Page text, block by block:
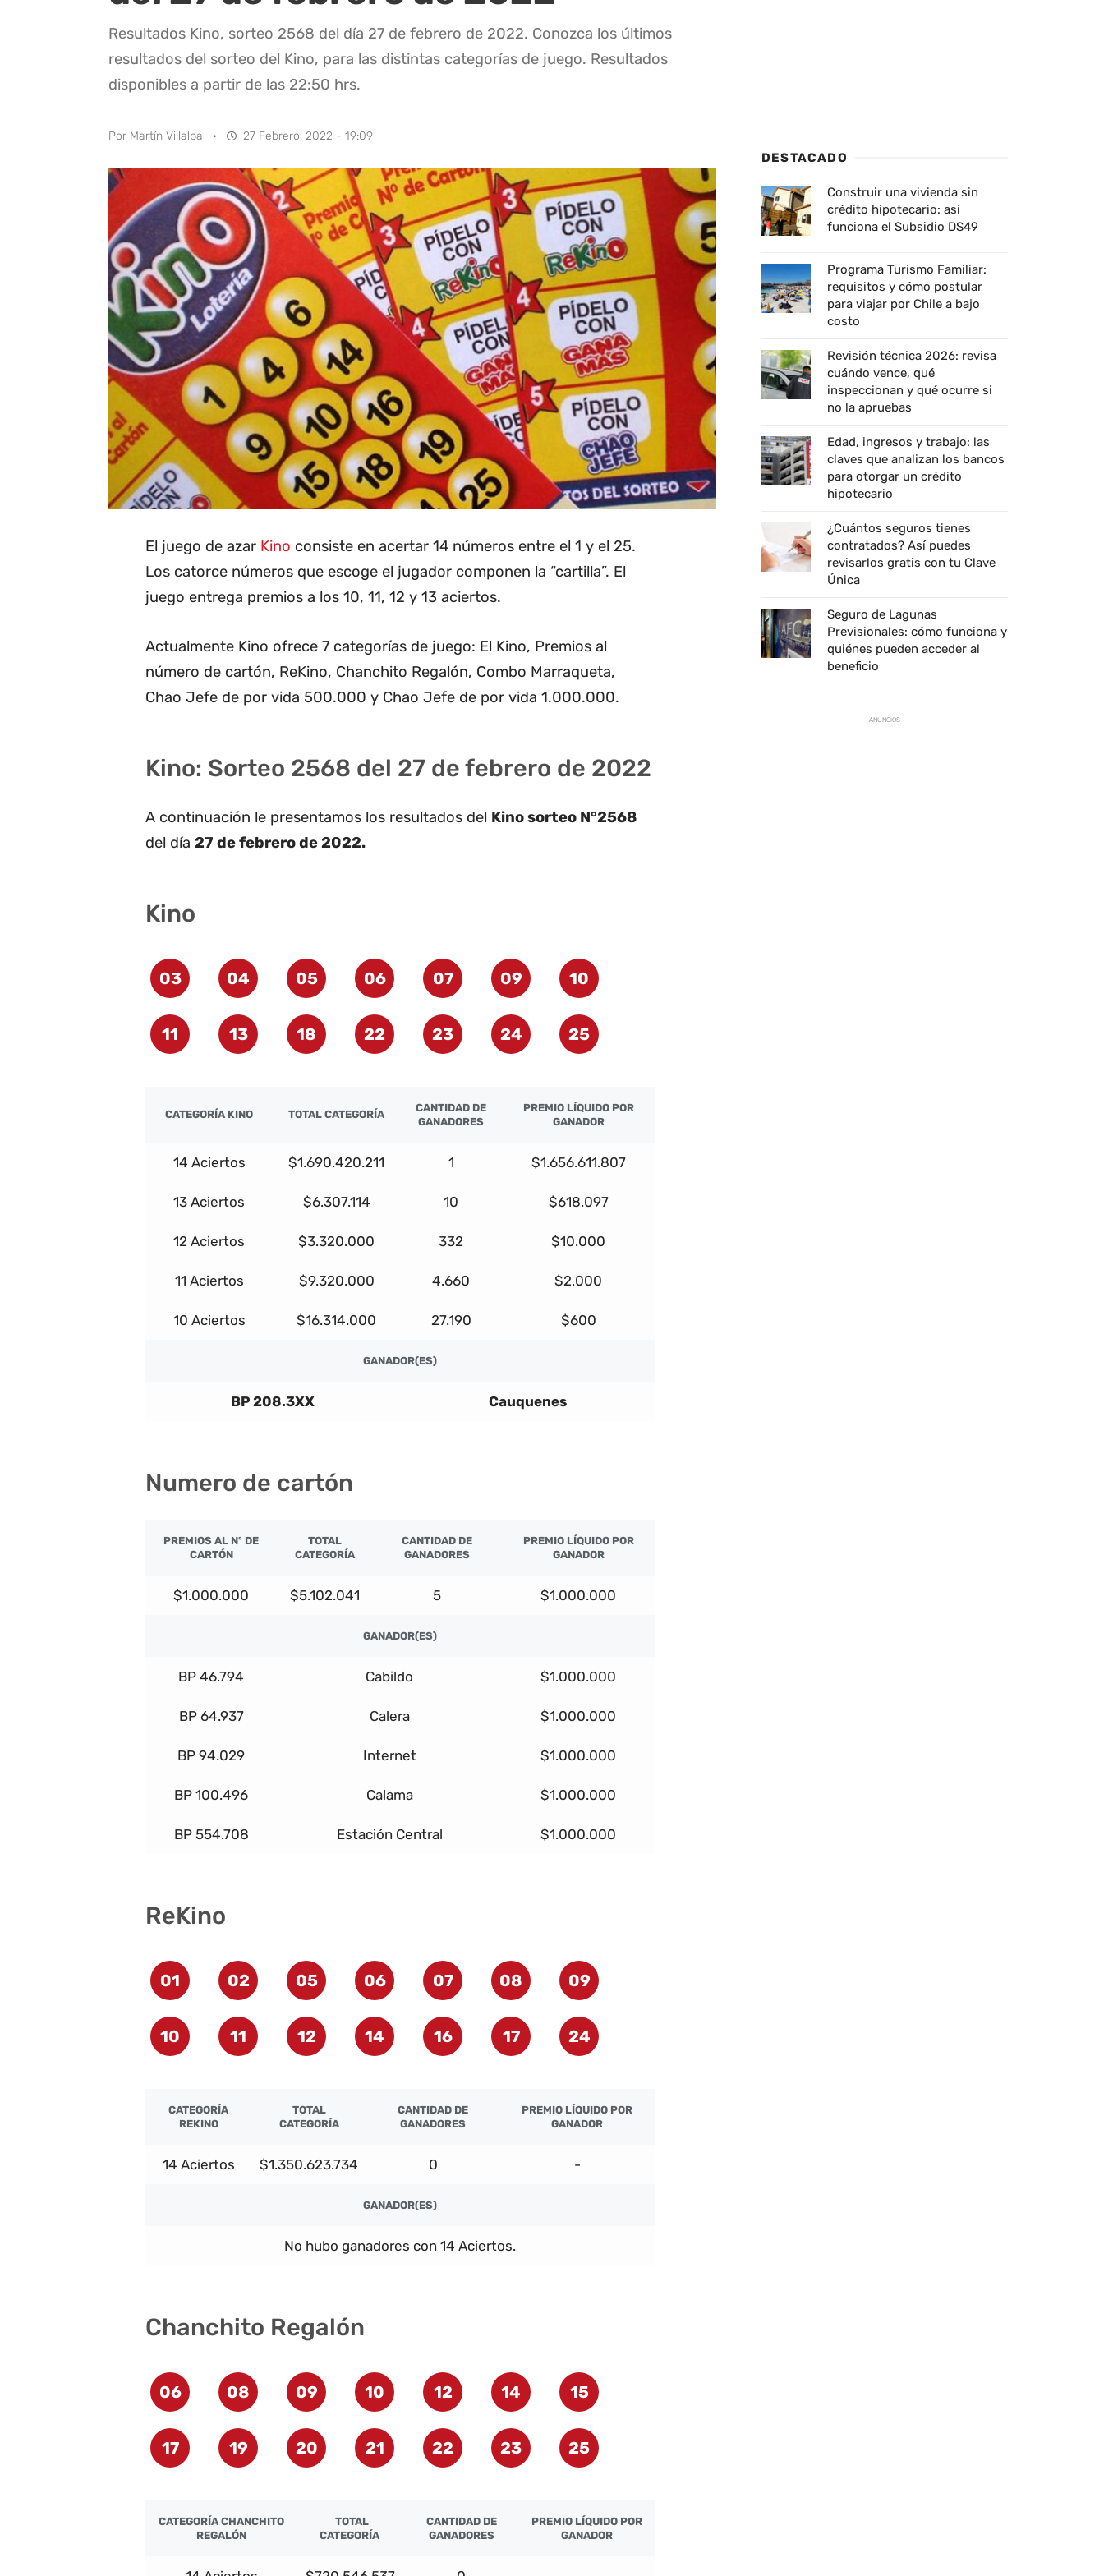
Resultados Kino, sorteo 2568 del día 27 de febrero de 2022. Conozca los últimos
resultados del sorteo del Kino, para las distintas categorías de juego. Resultados
disponibles a partir de las 22:50 hrs.
Por Martín Villalba · 27 Febrero, 2022 - 19:09
El juego de azar Kino consiste en acertar 14 números entre el 1 y el 25.
Los catorce números que escoge el jugador componen la “cartilla”. El
juego entrega premios a los 10, 11, 12 y 13 aciertos.
Actualmente Kino ofrece 7 categorías de juego: El Kino, Premios al
número de cartón, ReKino, Chanchito Regalón, Combo Marraqueta,
Chao Jefe de por vida 500.000 y Chao Jefe de por vida 1.000.000.
Kino: Sorteo 2568 del 27 de febrero de 2022
A continuación le presentamos los resultados del Kino sorteo N°2568
del día 27 de febrero de 2022.
Kino
03 04 05 06 07 09 10
11 13 18 22 23 24 25
CATEGORÍA KINO TOTAL CATEGORÍA
CANTIDAD DE
GANADORES
PREMIO LÍQUIDO POR
GANADOR
14 Aciertos $1.690.420.211 1 $1.656.611.807
13 Aciertos $6.307.114 10 $618.097
12 Aciertos $3.320.000 332 $10.000
11 Aciertos $9.320.000 4.660 $2.000
10 Aciertos $16.314.000 27.190 $600
GANADOR(ES)
BP 208.3XX Cauquenes
Numero de cartón
PREMIOS AL Nº DE
CARTÓN
TOTAL
CATEGORÍA
CANTIDAD DE
GANADORES
PREMIO LÍQUIDO POR
GANADOR
$1.000.000 $5.102.041 5 $1.000.000
GANADOR(ES)
BP 46.794 Cabildo $1.000.000
BP 64.937 Calera $1.000.000
BP 94.029 Internet $1.000.000
BP 100.496 Calama $1.000.000
BP 554.708 Estación Central $1.000.000
ReKino
01 02 05 06 07 08 09
10 11 12 14 16 17 24
CATEGORÍA
REKINO
TOTAL
CATEGORÍA
CANTIDAD DE
GANADORES
PREMIO LÍQUIDO POR
GANADOR
14 Aciertos $1.350.623.734 0 -
GANADOR(ES)
No hubo ganadores con 14 Aciertos.
Chanchito Regalón
06 08 09 10 12 14 15
17 19 20 21 22 23 25
CATEGORÍA CHANCHITO
REGALÓN
TOTAL
CATEGORÍA
CANTIDAD DE
GANADORES
PREMIO LÍQUIDO POR
GANADOR
DESTACADO
Construir una vivienda sin
crédito hipotecario: así
funciona el Subsidio DS49
Programa Turismo Familiar:
requisitos y cómo postular
para viajar por Chile a bajo
costo
Revisión técnica 2026: revisa
cuándo vence, qué
inspeccionan y qué ocurre si
no la apruebas
Edad, ingresos y trabajo: las
claves que analizan los bancos
para otorgar un crédito
hipotecario
¿Cuántos seguros tienes
contratados? Así puedes
revisarlos gratis con tu Clave
Única
Seguro de Lagunas
Previsionales: cómo funciona y
quiénes pueden acceder al
beneficio
ANUNCIOS